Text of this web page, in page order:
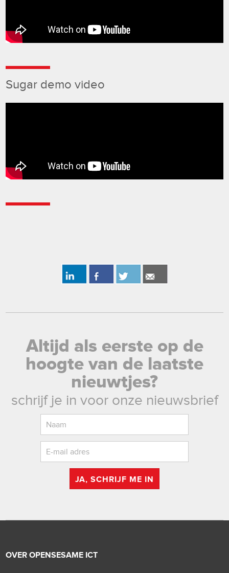
Sugar demo video
Altijd als eerste op de
hoogte van de laatste
nieuwtjes?
schrijf je in voor onze nieuwsbrief
JA, SCHRIJF ME IN
OVER OPENSESAME ICT